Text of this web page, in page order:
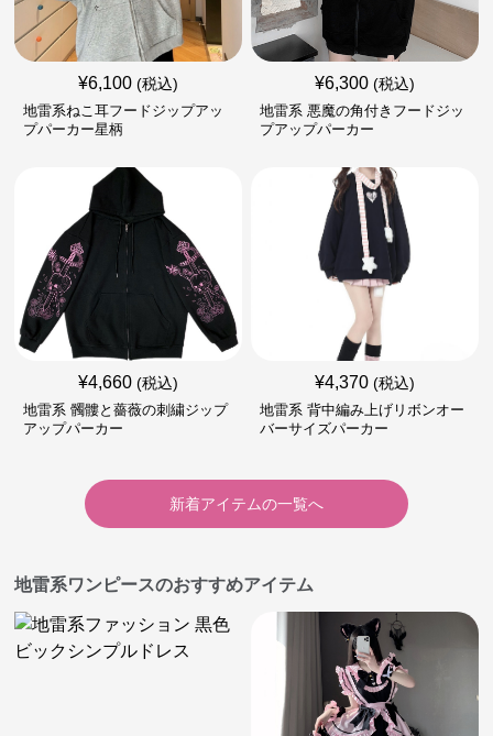
¥6,100 (税込)
地雷系ねこ耳フードジップアッ
プパーカー星柄
¥6,300 (税込)
地雷系 悪魔の角付きフードジッ
プアップパーカー
¥4,660 (税込)
地雷系 髑髏と薔薇の刺繍ジップ
アップパーカー
¥4,370 (税込)
地雷系 背中編み上げリボンオー
バーサイズパーカー
新着アイテムの一覧へ
地雷系ワンピースのおすすめアイテム